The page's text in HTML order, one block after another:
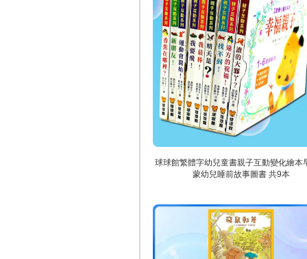
球球館繁體字幼兒童書親子互動變化繪本
蒙幼兒睡前故事圖書 共9本